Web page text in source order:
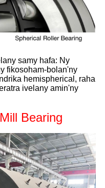
samy hafa: Ny
fikosoham-bolan'ny
hemispherical, raha
ivelany amin'ny
Bearing